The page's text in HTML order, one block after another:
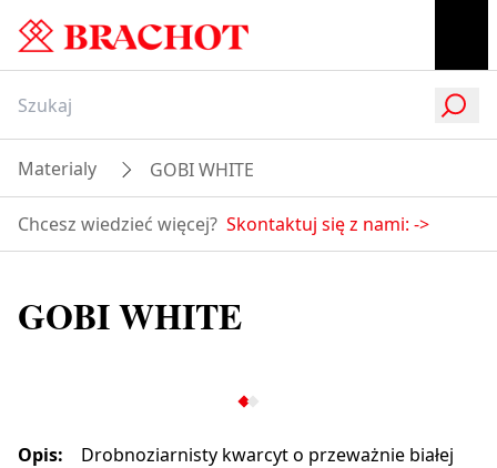
Materialy GOBI WHITE
Chcesz wiedzieć więcej? Skontaktuj się z nami: ->
GOBI WHITE
Opis:
Drobnoziarnisty kwarcyt o przeważnie białej